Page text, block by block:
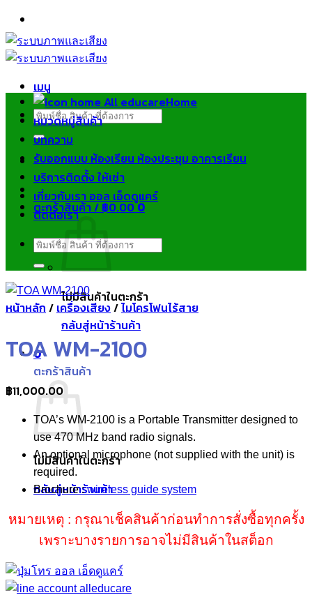
ข้าม
ไป
ยัง
เมนู
ค้นหา:
ตะกร้าสินค้า /฿0.000
ไม่มีสินค้าในตะกร้า
กลับสู่หน้าร้านค้า
0
ตะกร้าสินค้า
ไม่มีสินค้าในตะกร้า
กลับสู่หน้าร้านค้า
Home
หมวดหมู่สินค้า
บทความ
รับออกแบบ ห้องเรียน ห้องประชุม อาคารเรียน
บริการติดตั้ง ให้เช่า
เกี่ยวกับเรา ออล เอ็ดดูแคร์
ติดต่อเรา
ค้นหา:
หน้าหลัก / เครื่องเสียง/ไมโครโฟนไร้สาย
TOA WM-2100
฿11,000.00
TOA’s WM-2100 is a Portable Transmitter designed to
use 470 MHz band radio signals.
An optional microphone (not supplied with the unit) is
required.
Brochure :wireless guide system
หมายเหตุ : กรุณาเช็คสินค้าก่อนทำการสั่งซื้อทุกครั้ง
เพราะบางรายการอาจไม่มีสินค้าในสต็อก